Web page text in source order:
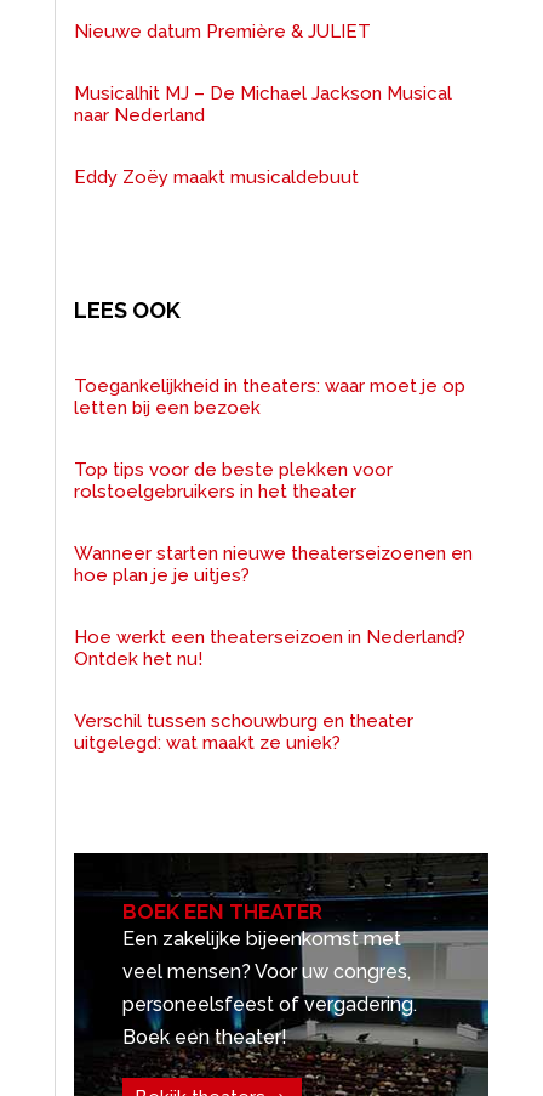
Nieuwe datum Première & JULIET
Musicalhit MJ – De Michael Jackson Musical
naar Nederland
Eddy Zoëy maakt musicaldebuut
LEES OOK
Toegankelijkheid in theaters: waar moet je op
letten bij een bezoek
Top tips voor de beste plekken voor
rolstoelgebruikers in het theater
Wanneer starten nieuwe theaterseizoenen en
hoe plan je je uitjes?
Hoe werkt een theaterseizoen in Nederland?
Ontdek het nu!
Verschil tussen schouwburg en theater
uitgelegd: wat maakt ze uniek?
BOEK EEN THEATER
Een zakelijke bijeenkomst met
veel mensen? Voor uw congres,
personeelsfeest of vergadering.
Boek een theater!